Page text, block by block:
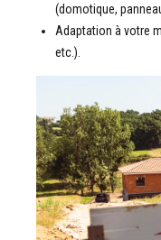
(domotique,
Adaptation à votre
etc.).